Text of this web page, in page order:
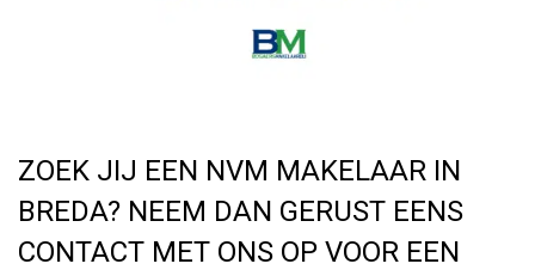
ZOEK JIJ EEN NVM MAKELAAR IN
BREDA? NEEM DAN GERUST EENS
CONTACT MET ONS OP VOOR EEN